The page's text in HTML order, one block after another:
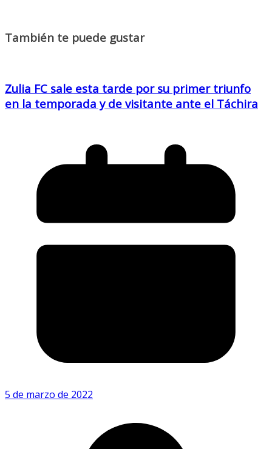
También te puede gustar
Zulia FC sale esta tarde por su primer triunfo
en la temporada y de visitante ante el Táchira
5 de marzo de 2022